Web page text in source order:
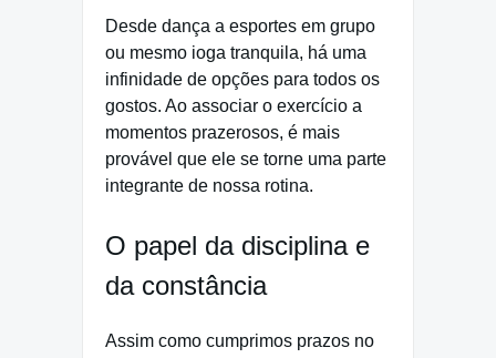
Desde dança a esportes em grupo
ou mesmo ioga tranquila, há uma
infinidade de opções para todos os
gostos. Ao associar o exercício a
momentos prazerosos, é mais
provável que ele se torne uma parte
integrante de nossa rotina.
O papel da disciplina e
da constância
Assim como cumprimos prazos no